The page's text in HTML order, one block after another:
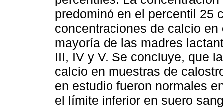
predominó en el percentil 25
concentraciones de calcio
mayoría de las madres
III, IV y V. Se concluye, que
calcio en muestras de
en estudio fueron normales
el límite inferior en suero